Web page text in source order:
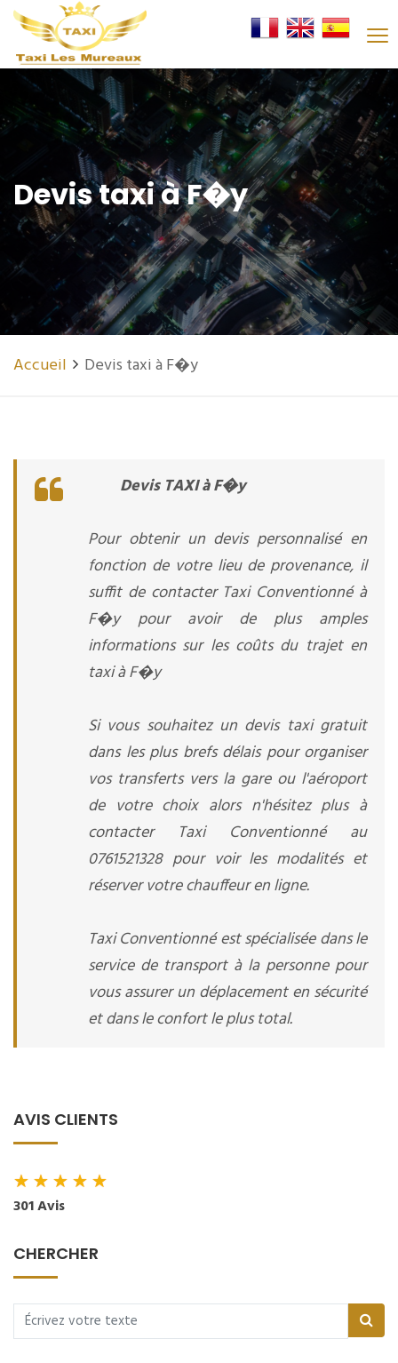
Devis taxi à F�y
Accueil Devis taxi à F�y
Devis TAXI à F�y
Pour obtenir un devis personnalisé en
fonction de votre lieu de provenance, il
suffit de contacter Taxi Conventionné à
F�y pour avoir de plus amples
informations sur les coûts du trajet en
taxi à F�y
Si vous souhaitez un devis taxi gratuit
dans les plus brefs délais pour organiser
vos transferts vers la gare ou l'aéroport
de votre choix alors n'hésitez plus à
contacter Taxi Conventionné au
0761521328 pour voir les modalités et
réserver votre chauffeur en ligne.
Taxi Conventionné est spécialisée dans le
service de transport à la personne pour
vous assurer un déplacement en sécurité
et dans le confort le plus total.
AVIS CLIENTS
★★★★★
301 Avis
CHERCHER